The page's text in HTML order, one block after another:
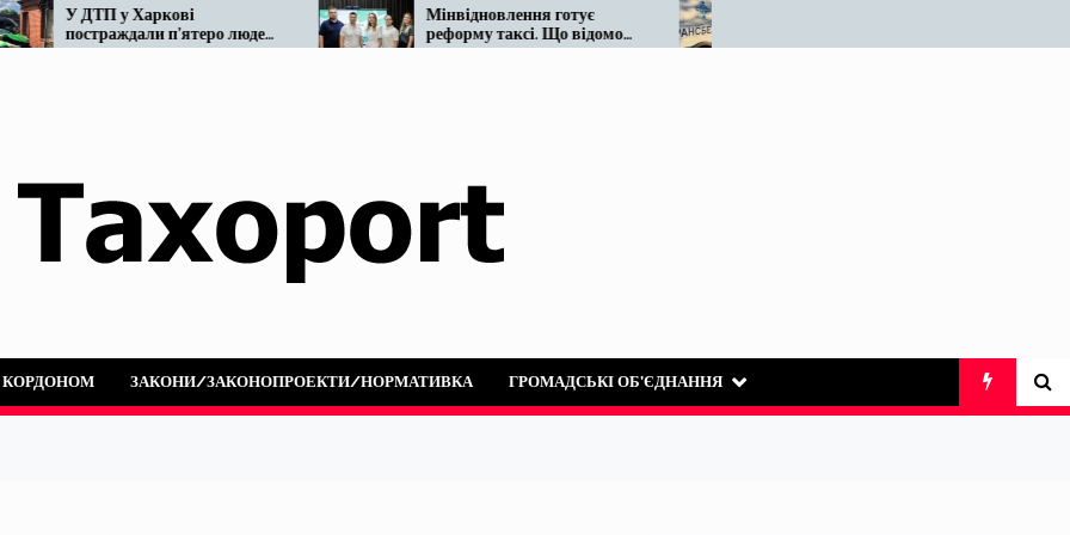
У ДТП у Харкові
постраждали п’ятеро людей:
не розминулися OnTaxi та
Мінвідновлення готує
реформу таксі. Що відомо
наразі…
таксі існує десятиліттями
КОРДОНОМ ЗАКОНИ/ЗАКОНОПРОЕКТИ/НОРМАТИВКА ГРОМАДСЬКІ ОБ’ЄДНАННЯ